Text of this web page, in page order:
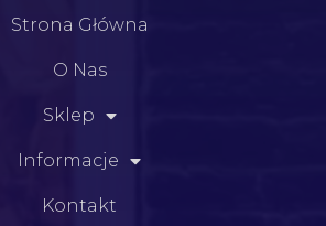
Strona Główna
O Nas
Sklep
Informacje
Kontakt